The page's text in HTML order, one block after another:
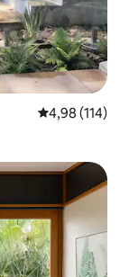
4,98 av 5 i
4,98 (114)